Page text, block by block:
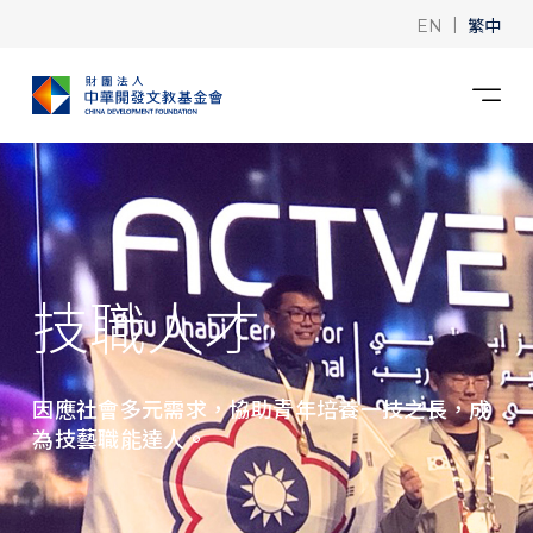
EN | 繁中
技職人才
因應社會多元需求，協助青年培養一技之長，成
為技藝職能達人。